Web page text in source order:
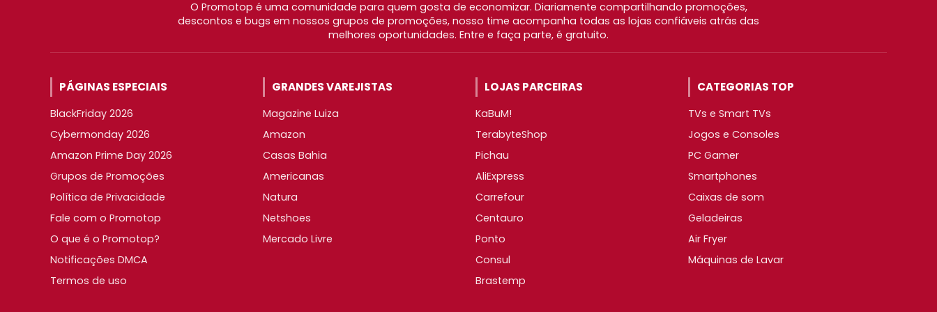
O Promotop é uma comunidade para quem gosta de economizar. Diariamente compartilhando promoções,
descontos e bugs em nossos grupos de promoções, nosso time acompanha todas as lojas confiáveis atrás das
melhores oportunidades. Entre e faça parte, é gratuito.
PÁGINAS ESPECIAIS
BlackFriday 2026
Cybermonday 2026
Amazon Prime Day 2026
Grupos de Promoções
Política de Privacidade
Fale com o Promotop
O que é o Promotop?
Notificações DMCA
Termos de uso
GRANDES VAREJISTAS
Magazine Luiza
Amazon
Casas Bahia
Americanas
Natura
Netshoes
Mercado Livre
LOJAS PARCEIRAS
KaBuM!
TerabyteShop
Pichau
AliExpress
Carrefour
Centauro
Ponto
Consul
Brastemp
CATEGORIAS TOP
TVs e Smart TVs
Jogos e Consoles
PC Gamer
Smartphones
Caixas de som
Geladeiras
Air Fryer
Máquinas de Lavar